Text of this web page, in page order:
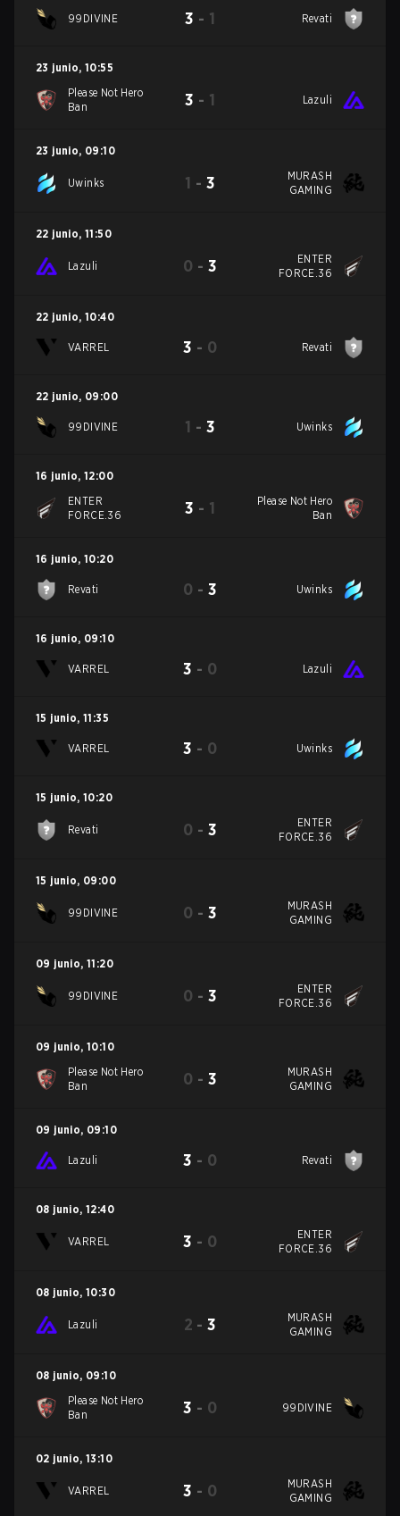
99DIVINE 3 - 1 Revati
23 junio, 10:55
Please Not Hero
Ban
3 - 1 Lazuli
23 junio, 09:10
Uwinks 1 - 3
MURASH
GAMING
22 junio, 11:50
Lazuli 0 - 3
ENTER
FORCE.36
22 junio, 10:40
VARREL 3 - 0 Revati
22 junio, 09:00
99DIVINE 1 - 3 Uwinks
16 junio, 12:00
ENTER
FORCE.36
3 - 1
Please Not Hero
Ban
16 junio, 10:20
Revati 0 - 3 Uwinks
16 junio, 09:10
VARREL 3 - 0 Lazuli
15 junio, 11:35
VARREL 3 - 0 Uwinks
15 junio, 10:20
Revati 0 - 3
ENTER
FORCE.36
15 junio, 09:00
99DIVINE 0 - 3
MURASH
GAMING
09 junio, 11:20
99DIVINE 0 - 3
ENTER
FORCE.36
09 junio, 10:10
Please Not Hero
Ban
0 - 3
MURASH
GAMING
09 junio, 09:10
Lazuli 3 - 0 Revati
08 junio, 12:40
VARREL 3 - 0
ENTER
FORCE.36
08 junio, 10:30
Lazuli 2 -3
MURASH
GAMING
08 junio, 09:10
Please Not Hero
Ban
3 - 0 99DIVINE
02 junio, 13:10
VARREL 3 - 0
MURASH
GAMING